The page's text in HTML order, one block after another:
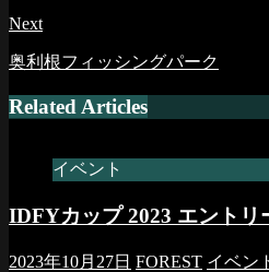
Next
奥利根フィッシングパーク
Related Articles
イベント
IDFYカップ 2023 エントリ
2023年10月27日 FOREST イベン